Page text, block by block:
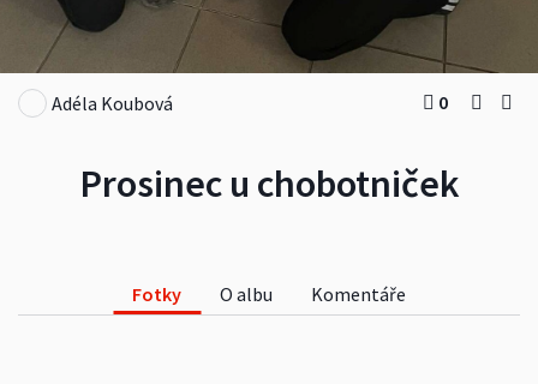
Prosinec u chobotniček
Adéla Koubová 0
Fotky O albu Komentáře